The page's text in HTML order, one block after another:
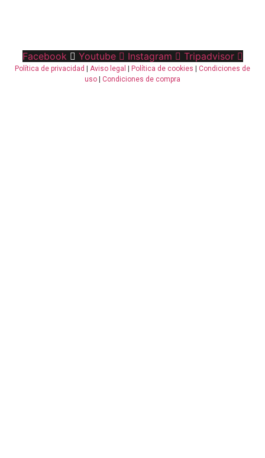
Facebook Youtube Instagram Tripadvisor
Política de privacidad | Aviso legal | Política de cookies | Condiciones de
uso | Condiciones de compra